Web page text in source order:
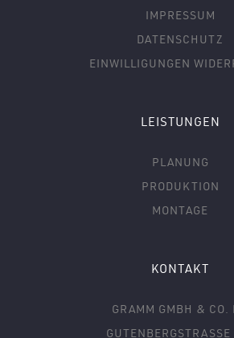
IMPRESSUM
DATENSCHUTZ
EINWILLIGUNGEN
LEISTUNGEN
PLANUNG
PRODUKTION
MONTAGE
KONTAKT
GRAMM GMBH & CO.